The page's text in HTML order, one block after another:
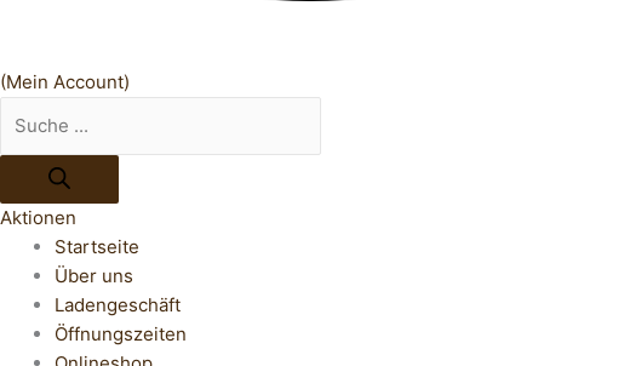
(Mein Account)
Aktionen
Startseite
Über uns
Ladengeschäft
Öffnungszeiten